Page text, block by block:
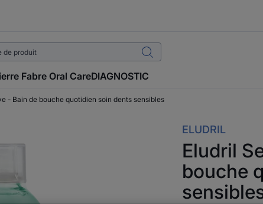
Fabre Oral CareDIAGNOSTIC
- Bain de bouche quotidien soin dents sensibles
ELUDRIL
Eludril
bouche